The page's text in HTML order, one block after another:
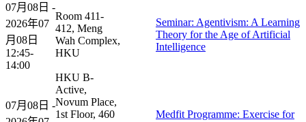
07月08日 -
2026年07
月08日
12:45-
14:00
Room 411-
412, Meng
Wah Complex,
HKU
Seminar: Agentivism: A Learning
Theory for the Age of Artificial
Intelligence
07月08日 -
HKU B-
Active,
Novum Place,
1st Floor, 460
Medfit Programme: Exercise for